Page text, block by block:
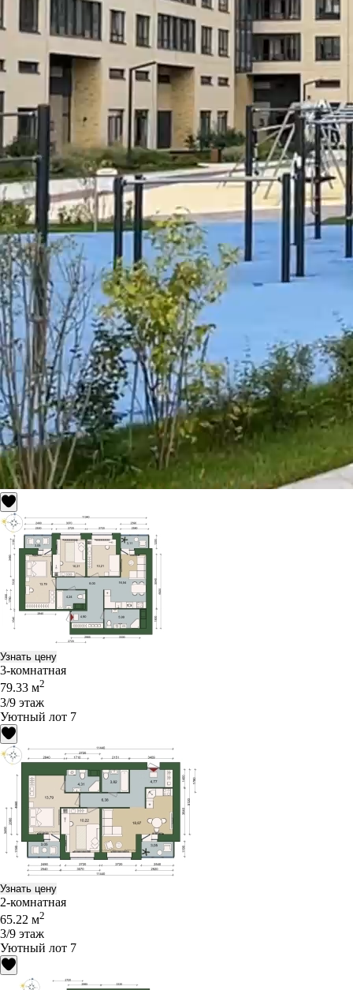
Узнать цену
3-комнатная
79.33 м2
3/9 этаж
Уютный лот 7
Узнать цену
2-комнатная
65.22 м2
3/9 этаж
Уютный лот 7